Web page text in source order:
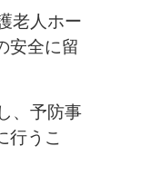
老人ホー
安全に留
、予防事
行うこ